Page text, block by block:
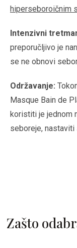
hiperseboroičnim
Intenzivni
preporučljivo je
se ne obnovi
Održavanje:
Masque ​​Bain de
koristiti je jednom
seboreje,
Zašto